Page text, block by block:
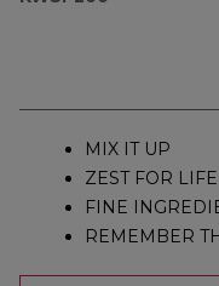
MIX IT UP
ZEST FOR LIFE
FINE
REMEMBER